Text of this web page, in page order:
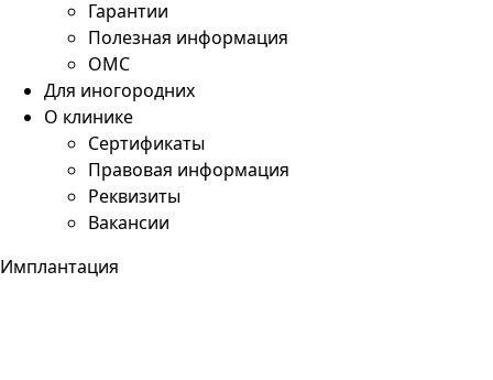
Гарантии
Полезная информация
ОМС
Для иногородних
О клинике
Сертификаты
Правовая информация
Реквизиты
Вакансии
Имплантация